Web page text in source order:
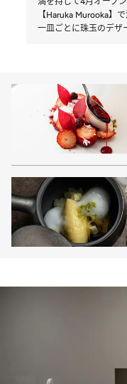
【Haruka Murooka】
一皿ごとに珠玉のデザ